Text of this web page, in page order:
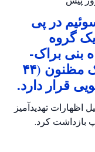
در پی
یک گروه
بنی براک-
رامات گان آغاز شده است. یک مظنون (۴۴
قرار دارد.
ساله را به دلیل اظهارات تهدیدآمیز
بازداشت کرد.